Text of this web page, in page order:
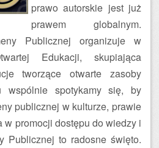
prawo autorskie jest już
prawem globalnym.
Publicznej organizuje w
Edukacji, skupiająca
tworzące otwarte zasoby
wspólnie spotykamy się, by
publicznej w kulturze, prawie
w promocji dostępu do wiedzy i
Publicznej to radosne święto.